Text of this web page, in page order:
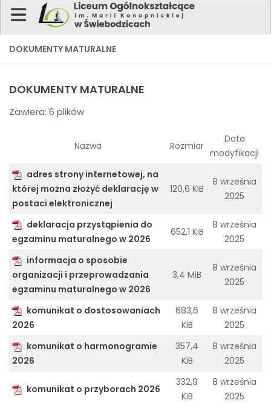
Instagram Youtube
Strona główna
Dla ucznia
Dla rodzica
Dokumenty
Kontakt
DOKUMENTY MATURALNE
DOKUMENTY MATURALNE
Zawiera: 6 plików
Nazwa Rozmiar
Data
modyfikacji
adres strony internetowej, na
której można złożyć deklarację w
postaci elektronicznej
120,6 KiB
8 września
2025
deklaracja przystąpienia do
egzaminu maturalnego w 2026
652,1 KiB
8 września
2025
informacja o sposobie
organizacji i przeprowadzania
egzaminu maturalnego w 2026
3,4 MiB
8 września
2025
komunikat o dostosowaniach
2026
683,6
KiB
8 września
2025
komunikat o harmonogramie
2026
357,4
KiB
8 września
2025
komunikat o przyborach 2026
332,9
KiB
8 września
2025